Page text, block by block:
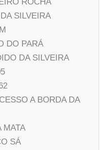
SILVEIRA
DO PARÁ
DA SILVEIRA
A BORDA DA
MATA
SÁ